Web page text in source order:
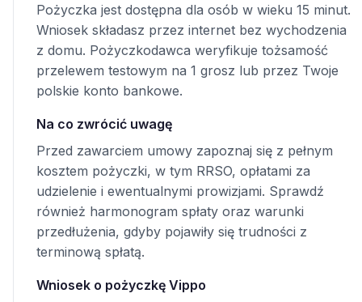
Pożyczka jest dostępna dla osób w wieku 15 minut.
Wniosek składasz przez internet bez wychodzenia
z domu. Pożyczkodawca weryfikuje tożsamość
przelewem testowym na 1 grosz lub przez Twoje
polskie konto bankowe.
Na co zwrócić uwagę
Przed zawarciem umowy zapoznaj się z pełnym
kosztem pożyczki, w tym RRSO, opłatami za
udzielenie i ewentualnymi prowizjami. Sprawdź
również harmonogram spłaty oraz warunki
przedłużenia, gdyby pojawiły się trudności z
terminową spłatą.
Wniosek o pożyczkę Vippo